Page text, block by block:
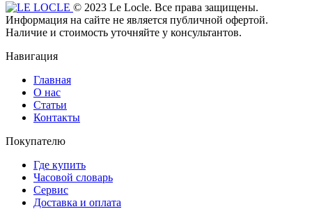
© 2023 Le Locle. Все права защищены.
Информация на сайте не является публичной офертой.
Наличие и стоимость уточняйте у консультантов.
Навигация
Главная
О нас
Статьи
Контакты
Покупателю
Где купить
Часовой словарь
Сервис
Доставка и оплата